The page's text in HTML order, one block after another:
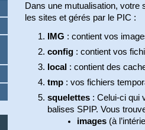
Dans une mutualisation,
les sites et gérés par le PIC :
IMG : contient vos
config: contient vos
local : contient des
tmp: vos fichiers
squelettes: Celui-ci qui
balises SPIP. Vous
images(à